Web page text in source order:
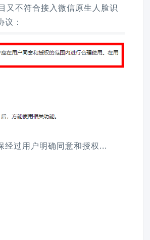
不符合接入微信原生人脸识
：
经过用户明确同意和授权...